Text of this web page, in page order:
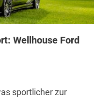
Wellhouse Ford
sportlicher zur